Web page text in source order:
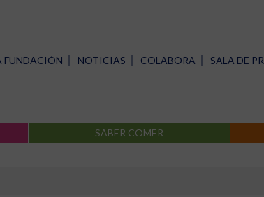
FUNDACIÓN NOTICIAS COLABORA SALA DE
SABER COMER